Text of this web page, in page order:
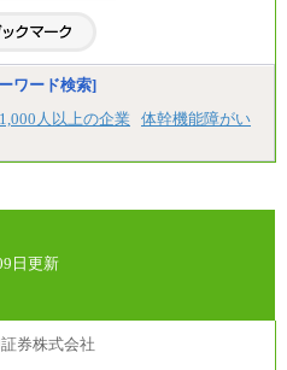
も給与に変更はございません
以上
ワード検索]
人以上の企業
体幹機能障がい
日更新